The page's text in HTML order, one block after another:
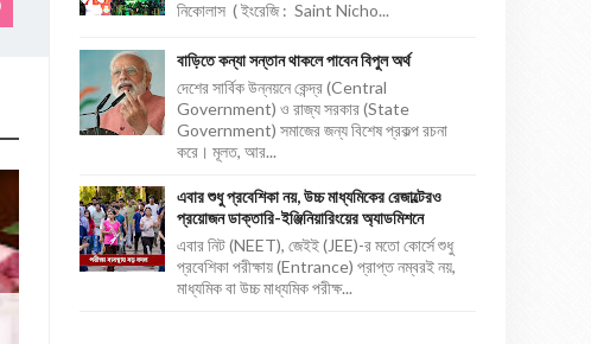
নিকোলাস ( ইংরেজি : Saint Nicho...
বাড়িতে কন্যা সন্তান থাকলে পাবেন বিপুল অর্থ
দেশের সার্বিক উন্নয়নে কেন্দ্র (Central
Government) ও রাজ্য সরকার (State
Government) সমাজের জন্য বিশেষ প্রকল্প রচনা
করে। মূলত, আর...
এবার শুধু প্রবেশিকা নয়, উচ্চ মাধ্যমিকের রেজাল্টেরও
প্রয়োজন ডাক্তারি-ইঞ্জিনিয়ারিংয়ের অ্যাডমিশনে
এবার নিট (NEET), জেইই (JEE)-র মতো কোর্সে শুধু
প্রবেশিকা পরীক্ষায় (Entrance) প্রাপ্ত নম্বরই নয়,
মাধ্যমিক বা উচ্চ মাধ্যমিক পরীক্ষ...